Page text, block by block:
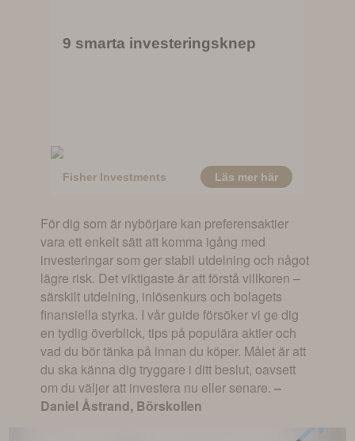
För dig som är nybörjare kan preferensaktier
vara ett enkelt sätt att komma igång med
investeringar som ger stabil utdelning och något
lägre risk. Det viktigaste är att förstå villkoren –
särskilt utdelning, inlösenkurs och bolagets
finansiella styrka. I vår guide försöker vi ge dig
en tydlig överblick, tips på populära aktier och
vad du bör tänka på innan du köper. Målet är att
du ska känna dig tryggare i ditt beslut, oavsett
om du väljer att investera nu eller senare.–
Daniel Åstrand, Börskollen